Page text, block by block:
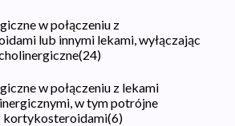
w połączeniu z
lub innymi lekami, wyłączając
(24)
w połączeniu z lekami
w tym potrójne
kortykosteroidami(6)